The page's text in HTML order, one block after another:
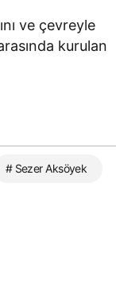
ve çevreyle
kurulan
# Sezer Aksöyek